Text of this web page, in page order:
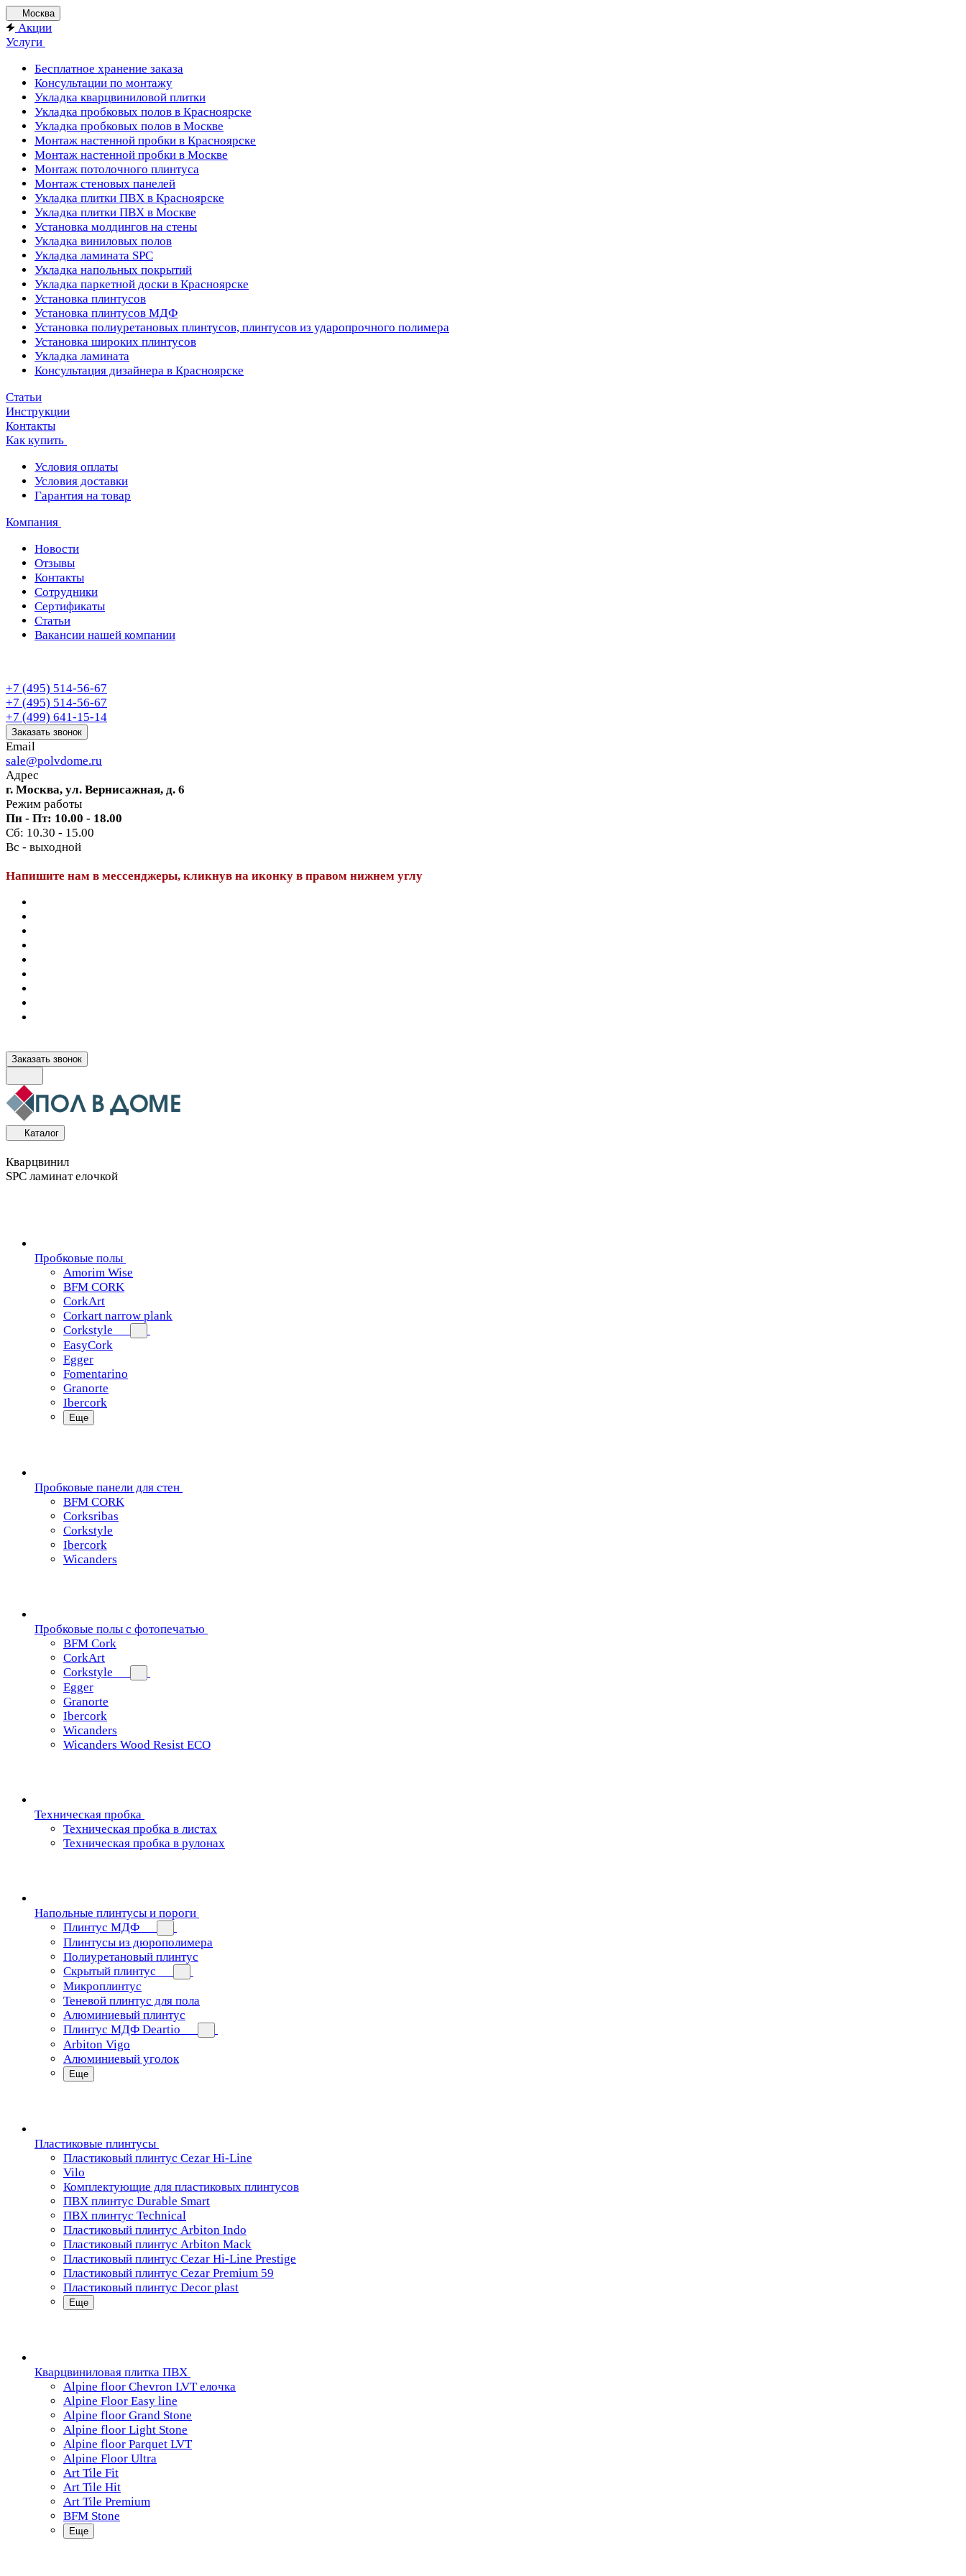
Москва
Акции
Услуги
Бесплатное хранение заказа
Консультации по монтажу
Укладка кварцвиниловой плитки
Укладка пробковых полов в Красноярске
Укладка пробковых полов в Москве
Монтаж настенной пробки в Красноярске
Монтаж настенной пробки в Москве
Монтаж потолочного плинтуса
Монтаж стеновых панелей
Укладка плитки ПВХ в Красноярске
Укладка плитки ПВХ в Москве
Установка молдингов на стены
Укладка виниловых полов
Укладка ламината SPC
Укладка напольных покрытий
Укладка паркетной доски в Красноярске
Установка плинтусов
Установка плинтусов МДФ
Установка полиуретановых плинтусов, плинтусов из ударопрочного полимера
Установка широких плинтусов
Укладка ламината
Консультация дизайнера в Красноярске
Статьи
Инструкции
Контакты
Как купить
Условия оплаты
Условия доставки
Гарантия на товар
Компания
Новости
Отзывы
Контакты
Сотрудники
Сертификаты
Статьи
Вакансии нашей компании
+7 (495) 514-56-67
+7 (495) 514-56-67
+7 (499) 641-15-14
Заказать звонок
Email
sale@polvdome.ru
Адрес
г. Москва, ул. Вернисажная, д. 6
Режим работы
Пн - Пт: 10.00 - 18.00
Сб: 10.30 - 15.00
Вс - выходной
Напишите нам в мессенджеры, кликнув на иконку в правом нижнем углу
Заказать звонок
Каталог
Кварцвинил
SPC ламинат елочкой
Пробковые полы
Amorim Wise
BFM CORK
CorkArt
Corkart narrow plank
Corkstyle
EasyCork
Egger
Fomentarino
Granorte
Ibercork
Еще
Пробковые панели для стен
BFM CORK
Corksribas
Corkstyle
Ibercork
Wicanders
Пробковые полы с фотопечатью
BFM Cork
CorkArt
Corkstyle
Egger
Granorte
Ibercork
Wicanders
Wicanders Wood Resist ECO
Техническая пробка
Техническая пробка в листах
Техническая пробка в рулонах
Напольные плинтусы и пороги
Плинтус МДФ
Плинтусы из дюрополимера
Полиуретановый плинтус
Скрытый плинтус
Микроплинтус
Теневой плинтус для пола
Алюминиевый плинтус
Плинтус МДФ Deartio
Arbiton Vigo
Алюминиевый уголок
Еще
Пластиковые плинтусы
Пластиковый плинтус Cezar Hi-Line
Vilo
Комплектующие для пластиковых плинтусов
ПВХ плинтус Durable Smart
ПВХ плинтус Technical
Пластиковый плинтус Arbiton Indo
Пластиковый плинтус Arbiton Mack
Пластиковый плинтус Cezar Hi-Line Prestige
Пластиковый плинтус Cezar Premium 59
Пластиковый плинтус Decor plast
Еще
Кварцвиниловая плитка ПВХ
Alpine floor Chevron LVT елочка
Alpine Floor Easy line
Alpine floor Grand Stone
Alpine floor Light Stone
Alpine floor Parquet LVT
Alpine Floor Ultra
Art Tile Fit
Art Tile Hit
Art Tile Premium
BFM Stone
Еще